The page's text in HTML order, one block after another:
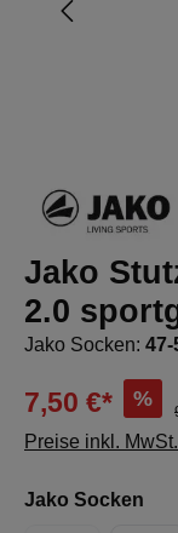
Jako
2.0
Jako Socken: 47-
7,50 €* %
Preise inkl.
Jako Socken